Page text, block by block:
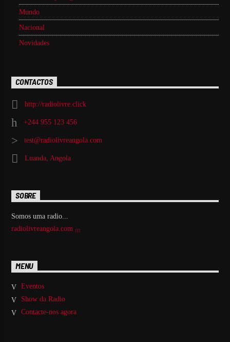
Mundo
Nacional
Novidades
CONTACTOS
http://radiolivre.click
+244 955 123 456
test@radiolivreangola.com
Luanda, Angola
SOBRE
Somos uma radio...
radiolivreangola.com
MENU
Eventos
Show da Radio
Contacte-nos agora